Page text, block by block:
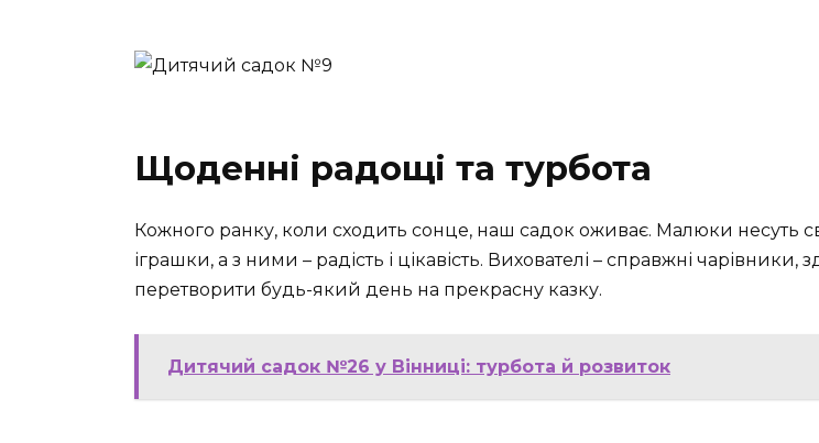
Щоденні радощі та турбота
Кожного ранку, коли сходить сонце, наш садок оживає. Малюки несуть
іграшки, а з ними – радість і цікавість. Вихователі – справжні чарівники,
перетворити будь-який день на прекрасну казку.
Дитячий садок №26 у Вінниці: турбота й розвиток